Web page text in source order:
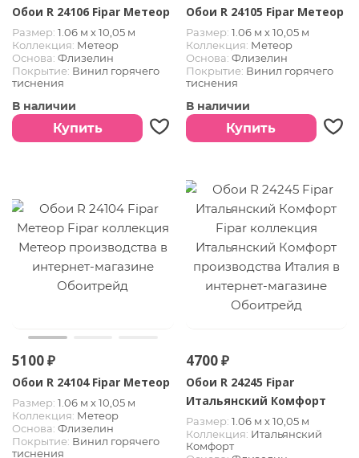
Обои R 24106 Fipar Метеор
Размер: 1.06 м х 10,05 м
Коллекция: Метеор
Основа: Флизелин
Покрытие: Винил горячего
тиснения
В наличии
Купить
Обои R 24105 Fipar Метеор
Размер: 1.06 м х 10,05 м
Коллекция: Метеор
Основа: Флизелин
Покрытие: Винил горячего
тиснения
В наличии
Купить
5100 ₽
Обои R 24104 Fipar Метеор
Размер: 1.06 м х 10,05 м
Коллекция: Метеор
Основа: Флизелин
Покрытие: Винил горячего
тиснения
4700 ₽
Обои R 24245 Fipar
Итальянский Комфорт
Размер: 1.06 м х 10,05 м
Коллекция: Итальянский
Комфорт